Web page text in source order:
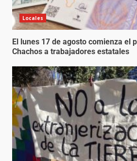
Locales
El lunes 17 de agosto comienza el
Chachos a trabajadores estatales